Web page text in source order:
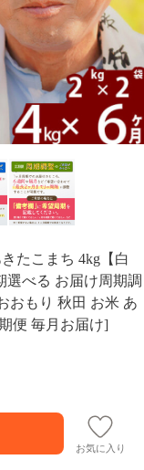
たこまち 4kg【白
選べる お届け周期調
おもり 秋田 お米 あ
便 毎月お届け]
お気に入り